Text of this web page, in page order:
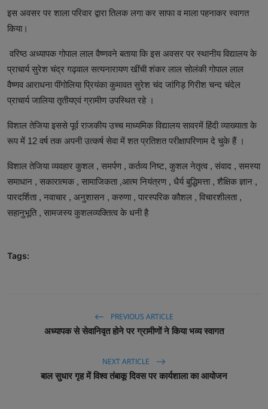
इस अवसर पर शाला परिवार द्वारा तिलक लगा कर साफा व माला पहनाकर स्वागत
किया।
वरिष्ठ अध्यापक गोपाल लाल वैष्णवने बताया कि इस अवसर पर स्थानीय विद्यालय के
प्राचार्य सुरेश चंद्र गढ़वाल सत्यनारायण खींची शंकर लाल सोलंकी गोपाल लाल
वैष्णव आराधना पींगोलिया प्रियंका कुमावत सुरेश चंद जांगिड़ गिरीश चन्द चंदेल
प्राचार्य जालिया तृतीयएवं ग्रामीण उपस्थित रहे ।
विशाल तेजिया इससे पूर्व राजकीय उच्च माध्यमिक विद्यालय सावरमें हिंदी व्याख्याता के
रूप में 12 वर्ष तक अपनी उत्कर्ष सेवा में शत प्रतिशत परीक्षापरिणाम दे चुके हैं ।
विशाल तेजिया व्यवहार कुशल , समर्पण , कर्तव्य निष्ट, कुशल नेतृत्व , संवाद , समस्या
समाधान , सकारात्मक , सामाजिकता ,आत्म नियंत्रण , धैर्य बुद्धिमत्ता , शैक्षिक ज्ञान ,
पारदर्शिता , नवाचार , अनुशासन , करुणा , पारस्परिक कौशल , विचारशीलता ,
सहानुभूति , सामजस्य कुशलव्यक्तित्व के धनी है
Tags:
PREVIOUS ARTICLE
अध्यापक से सेवानिवृत होने पर ग्रामीणों ने किया भव्य स्वागत
NEXT ARTICLE
बाल सुधार गृह में विश्व तंबाकू दिवस पर कार्यशाला का आयोजन